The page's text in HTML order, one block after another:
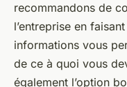
recommandons de
l’entreprise en
informations vous
de ce à quoi vous
également l’option